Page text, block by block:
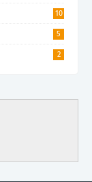
10
5
2